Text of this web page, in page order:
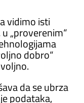
vidimo isti
u „proverenim“
dobro“
da se ubrza
podataka,